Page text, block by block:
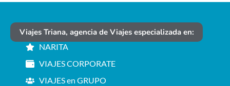
Viajes Triana, agencia de Viajes especializada en:
NARITA
VIAJES CORPORATE
VIAJES en GRUPO